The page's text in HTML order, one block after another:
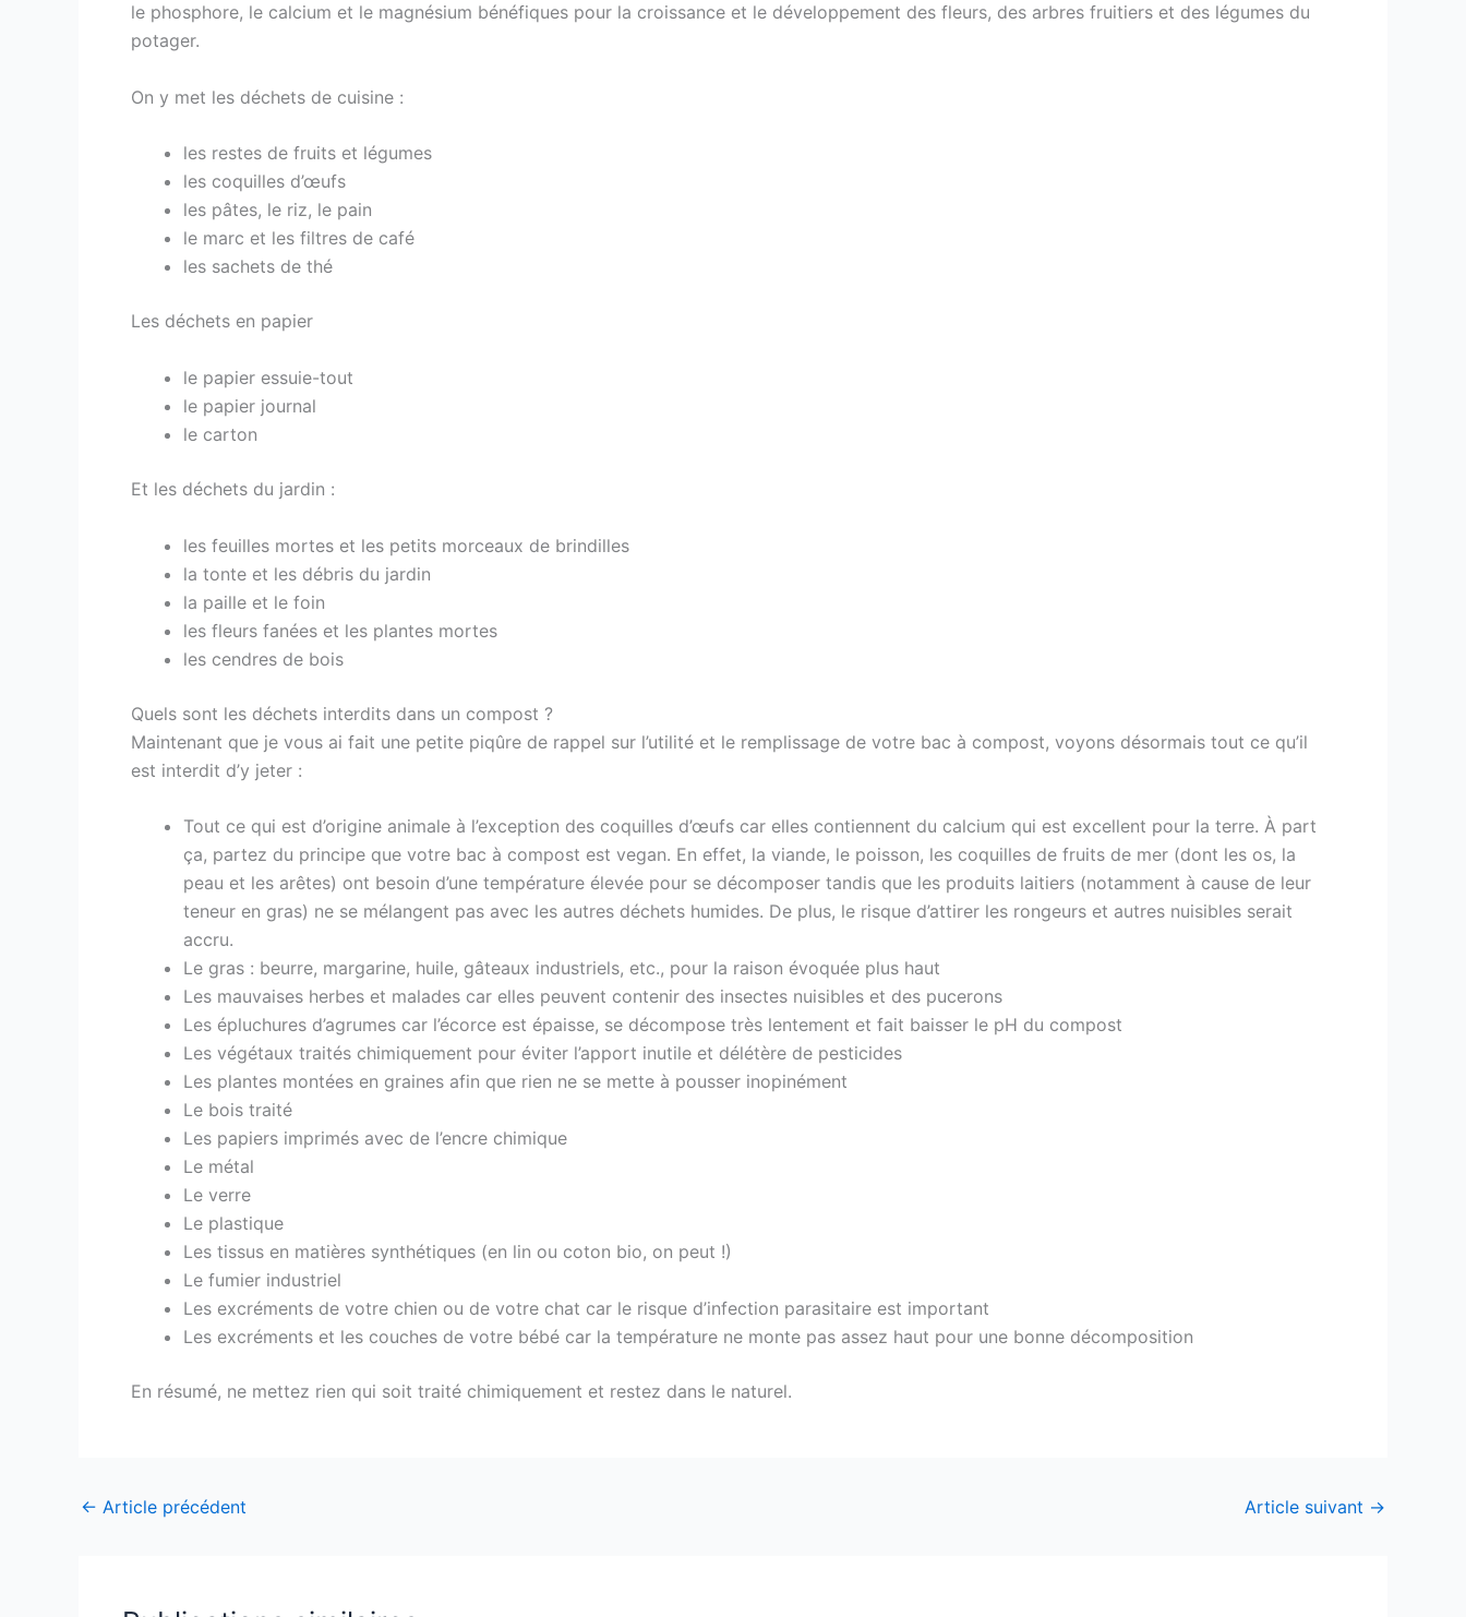
le phosphore, le calcium et le magnésium bénéfiques pour la croissance et le développement des fleurs, des arbres fruitiers et des légumes du
potager.
On y met les déchets de cuisine :
les restes de fruits et légumes
les coquilles d’œufs
les pâtes, le riz, le pain
le marc et les filtres de café
les sachets de thé
Les déchets en papier
le papier essuie-tout
le papier journal
le carton
Et les déchets du jardin :
les feuilles mortes et les petits morceaux de brindilles
la tonte et les débris du jardin
la paille et le foin
les fleurs fanées et les plantes mortes
les cendres de bois
Quels sont les déchets interdits dans un compost ?
Maintenant que je vous ai fait une petite piqûre de rappel sur l’utilité et le remplissage de votre bac à compost, voyons désormais tout ce qu’il
est interdit d’y jeter :
Tout ce qui est d’origine animale à l’exception des coquilles d’œufs car elles contiennent du calcium qui est excellent pour la terre. À part
ça, partez du principe que votre bac à compost est vegan. En effet, la viande, le poisson, les coquilles de fruits de mer (dont les os, la
peau et les arêtes) ont besoin d’une température élevée pour se décomposer tandis que les produits laitiers (notamment à cause de leur
teneur en gras) ne se mélangent pas avec les autres déchets humides. De plus, le risque d’attirer les rongeurs et autres nuisibles serait
accru.
Le gras : beurre, margarine, huile, gâteaux industriels, etc., pour la raison évoquée plus haut
Les mauvaises herbes et malades car elles peuvent contenir des insectes nuisibles et des pucerons
Les épluchures d’agrumes car l’écorce est épaisse, se décompose très lentement et fait baisser le pH du compost
Les végétaux traités chimiquement pour éviter l’apport inutile et délétère de pesticides
Les plantes montées en graines afin que rien ne se mette à pousser inopinément
Le bois traité
Les papiers imprimés avec de l’encre chimique
Le métal
Le verre
Le plastique
Les tissus en matières synthétiques (en lin ou coton bio, on peut !)
Le fumier industriel
Les excréments de votre chien ou de votre chat car le risque d’infection parasitaire est important
Les excréments et les couches de votre bébé car la température ne monte pas assez haut pour une bonne décomposition
En résumé, ne mettez rien qui soit traité chimiquement et restez dans le naturel.
← Article précédent Article suivant →